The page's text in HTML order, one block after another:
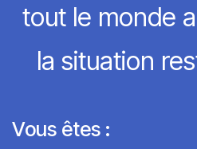
tout le monde
la situation
Vous êtes :